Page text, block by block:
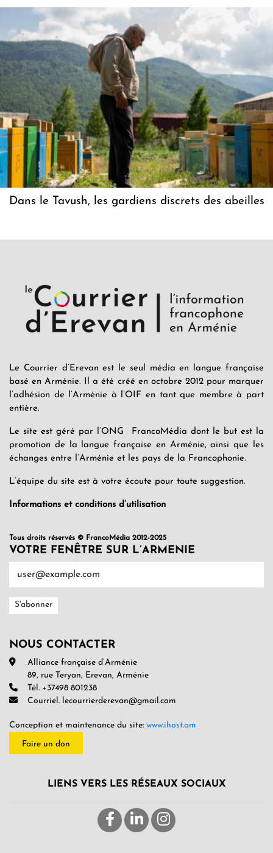
Dans le Tavush, les gardiens discrets des abeilles
Le Courrier d’Erevan est le seul média en langue française
basé en Arménie. Il a été créé en octobre 2012 pour marquer
l’adhésion de l’Arménie à l’OIF en tant que membre à part
entière.
Le site est géré par l’ONG FrancoMédia dont le but est la
promotion de la langue française en Arménie, ainsi que les
échanges entre l’Arménie et les pays de la Francophonie.
L’équipe du site est à votre écoute pour toute suggestion.
Informations et conditions d’utilisation
Tous droits réservés © FrancoMédia 2012-2025
VOTRE FENÊTRE SUR L’ARMENIE
NOUS CONTACTER
Alliance française d’Arménie
89, rue Teryan, Erevan, Arménie
Tél. +37498 801238
Courriel. lecourrierderevan@gmail.com
Conception et maintenance du site: www.ihost.am
Faire un don
LIENS VERS LES RÉSEAUX SOCIAUX